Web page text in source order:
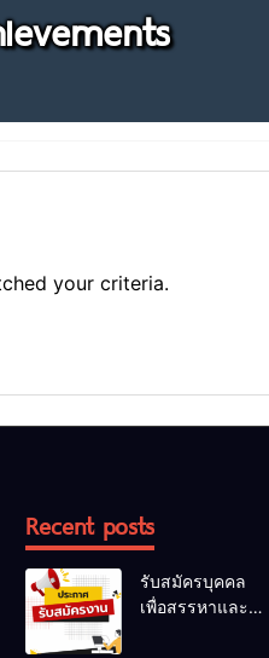
your criteria.
Recent posts
รับสมัครบุคคล
เพื่อสรรหาและ